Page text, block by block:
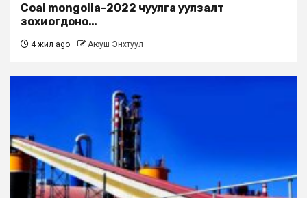
Coal mongolia-2022 чуулга уулзалт
зохиогдоно…
4 жил ago Аюуш Энхтуул